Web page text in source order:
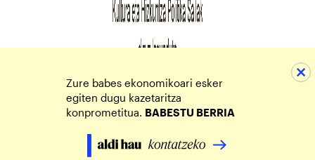
Zure babes ekonomikoari esker
egiten dugu kazetaritza
konprometitua. BABESTU BERRIA